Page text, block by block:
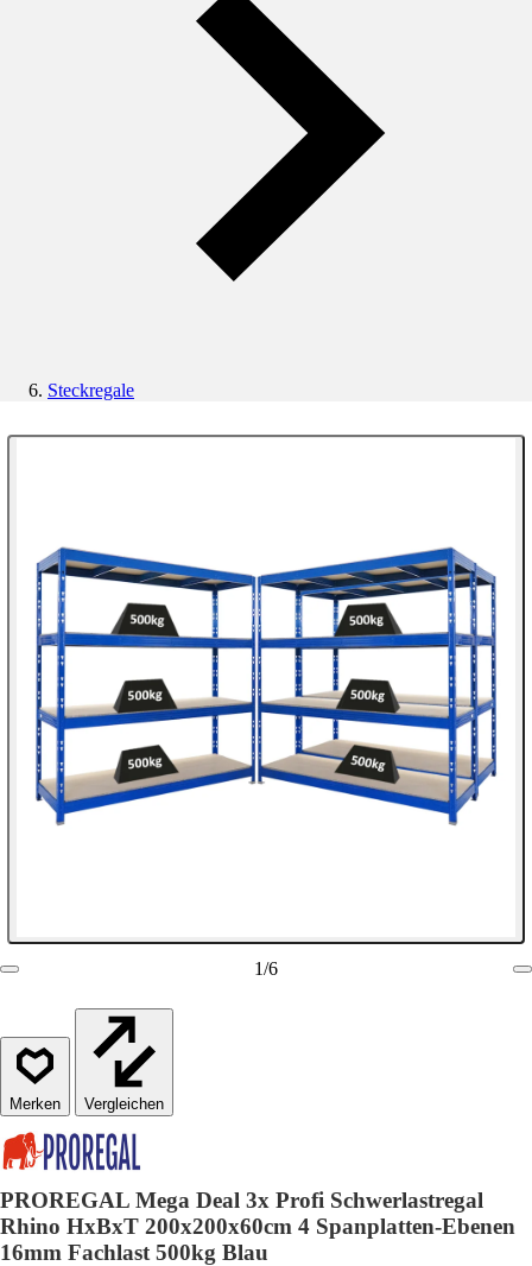
Steckregale
1/6
Vergleichen
PROREGAL Mega Deal 3x Profi Schwerlastregal
Rhino HxBxT 200x200x60cm 4 Spanplatten-Ebenen
16mm Fachlast 500kg Blau